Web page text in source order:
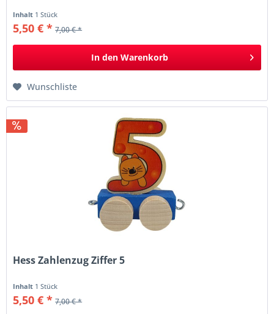
Inhalt 1 Stück
5,50 € * 7,00 € *
In den Warenkorb
Wunschliste
Hess Zahlenzug Ziffer 5
Inhalt 1 Stück
5,50 € * 7,00 € *